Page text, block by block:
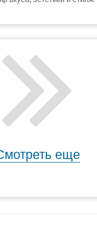
заботу и внимание,
индивидуальность.
ND beauty studio – это
высокого класса,
в мире красоты и моды.
еще